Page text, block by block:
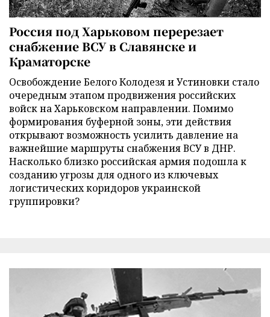
Россия под Харьковом перерезает
снабжение ВСУ в Славянске и
Краматорске
Освобождение Белого Колодезя и Устиновки стало
очередным этапом продвижения российских
войск на Харьковском направлении. Помимо
формирования буферной зоны, эти действия
открывают возможность усилить давление на
важнейшие маршруты снабжения ВСУ в ДНР.
Насколько близко российская армия подошла к
созданию угрозы для одного из ключевых
логистических коридоров украинской
группировки?